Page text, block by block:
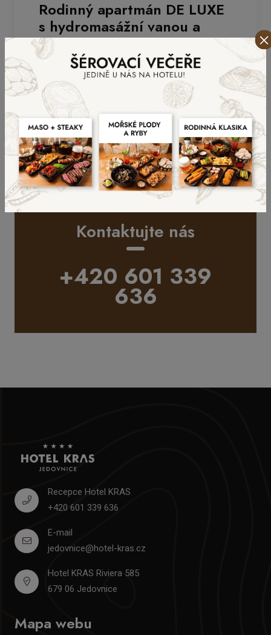
Rodinný apartmán DE LUXE
s hydromasážní vanou a
oknem do nebe
Nový luxusní dvoupokojový apartmán s terasou,
hydromasážní vanou a oknem do nebe
Kontaktujte nás
+420 601 339
636
Recepce Hotel KRAS
+420 601 339 636
E-mail
jedovnice@hotel-kras.cz
Hotel KRAS Riviera 585
679 06 Jedovnice
Mapa webu